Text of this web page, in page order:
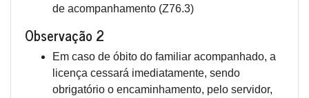
de acompanhamento (Z76.3)
Observação 2
Em caso de óbito do familiar acompanhado, a
licença cessará imediatamente, sendo
obrigatório o encaminhamento, pelo servidor,